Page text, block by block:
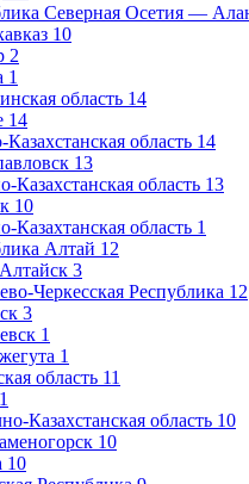
Северная Осетия —
10
2
1
область 14
14
область 14
13
Казахстанская область 13
10
Казахтанская область 1
Алтай 12
3
Черкесская Республика 12
3
1
1
область 11
Казахстанская область 10
10
10